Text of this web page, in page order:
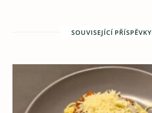
SOUVISEJÍCÍ PŘÍSPĚVKY